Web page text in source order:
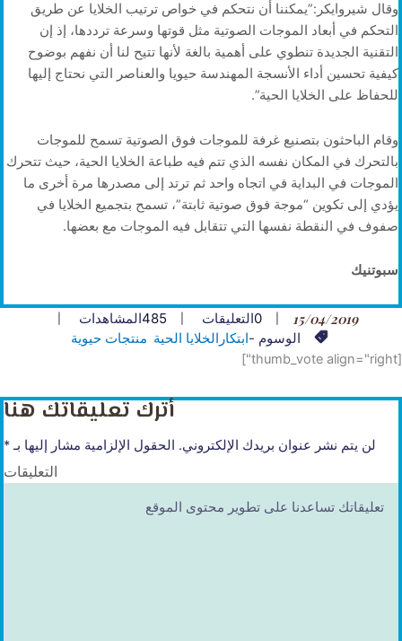
وقال شيروايكر:”يمكننا أن نتحكم في خواص ترتيب الخلايا عن طريق
التحكم في أبعاد الموجات الصوتية مثل قوتها وسرعة ترددها، إذ إن
التقنية الجديدة تنطوي على أهمية بالغة لأنها تتيح لنا أن نفهم بوضوح
كيفية تحسين أداء الأنسجة المهندسة حيويا والعناصر التي نحتاج إليها
للحفاظ على الخلايا الحية”.
وقام الباحثون بتصنيع غرفة للموجات فوق الصوتية تسمح للموجات
بالتحرك في المكان نفسه الذي تتم فيه طباعة الخلايا الحية، حيث تتحرك
الموجات في البداية في اتجاه واحد ثم ترتد إلى مصدرها مرة أخرى ما
يؤدي إلى تكوين “موجة فوق صوتية ثابتة”، تسمح بتجميع الخلايا في
صفوف في النقطة نفسها التي تتقابل فيه الموجات مع بعضها.
سبوتنيك
15/04/2019
0التعليقات 485المشاهدات
الوسوم -ابتكار الخلايا الحية منتجات حيوية
[thumb_vote align="right"]
أترك تعليقاتك هنا
لن يتم نشر عنوان بريدك الإلكتروني. الحقول الإلزامية مشار إليها بـ*
التعليقات